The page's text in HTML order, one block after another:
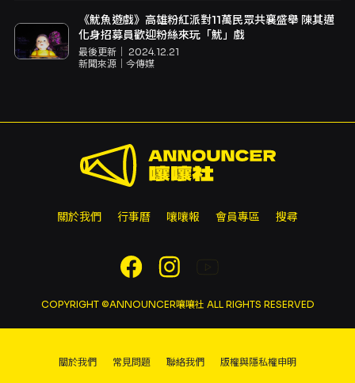
《魷魚遊戲》高雄粉紅派對11萬民眾共襄盛舉 陳其邁
化身招募員歡迎粉絲來玩「魷」戲
最後更新｜ 2024.12.21
新聞來源｜ 今傳媒
關於我們 行事曆 嚷嚷報 會員專區 搜尋
COPYRIGHT ©ANNOUNCER嚷嚷社 ALL RIGHTS RESERVED
關於我們 常見問題 聯絡我們 版權與隱私權申明